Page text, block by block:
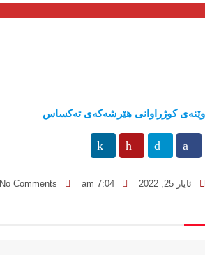
وێنەی كوژراوانی هێرشەكەی تەكساس
ئایار 25, 2022 7:04 am
No Comments